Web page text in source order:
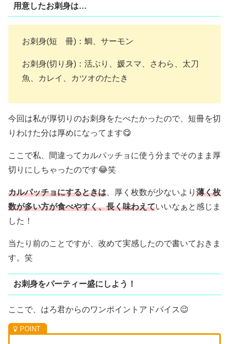
用意したお刺身は…
お刺身(短 冊)：鯛、サーモン
お刺身(切り身)：活ぶり、媛スマ、さわら、太刀
魚、カレイ、カツオのたたき
今回は私が厚切りのお刺身をたべたかったので、短冊を切
りわけた分は厚めになってます😋
ここで私、間違ってカルパッチョに使う分までそのまま厚
切りにしちゃったのです😂笑
カルパッチョにするときは 、厚く枚数が少ないより 薄く枚
数が多い方が食べやすく、長く味わえていいなぁと感じま
した！
当たり前のことですが、改めて実感したので書いておきま
す。笑
お刺身をパーティー盛にしよう！
ここで、はろ君からのワンポイントアドバイス😉